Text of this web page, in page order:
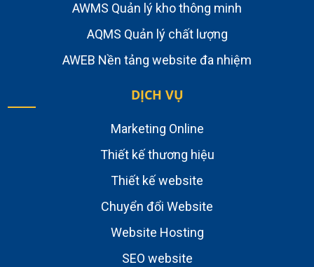
AWMS Quản lý kho thông minh
AQMS Quản lý chất lượng
AWEB Nền tảng website đa nhiệm
DỊCH VỤ
Marketing Online
Thiết kế thương hiệu
Thiết kế website
Chuyển đổi Website
Website Hosting
SEO website